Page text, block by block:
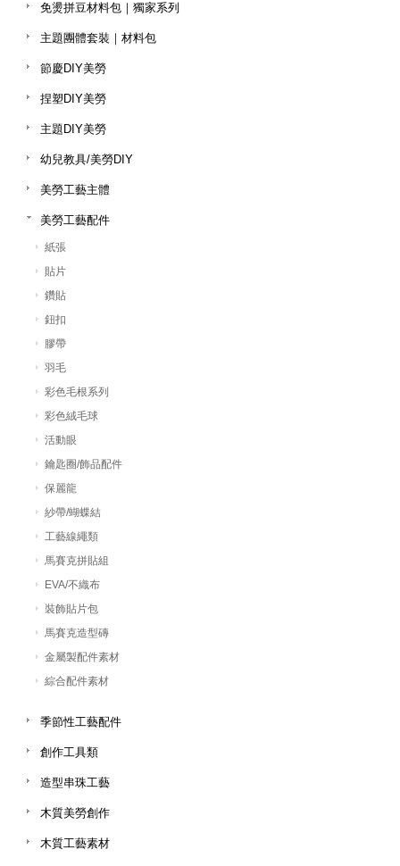
免燙拼豆材料包｜獨家系列
主題團體套裝｜材料包
節慶DIY美勞
捏塑DIY美勞
主題DIY美勞
幼兒教具/美勞DIY
美勞工藝主體
美勞工藝配件
紙張
貼片
鑽貼
鈕扣
膠帶
羽毛
彩色毛根系列
彩色絨毛球
活動眼
鑰匙圈/飾品配件
保麗龍
紗帶/蝴蝶結
工藝線繩類
馬賽克拼貼組
EVA/不織布
裝飾貼片包
馬賽克造型磚
金屬製配件素材
綜合配件素材
季節性工藝配件
創作工具類
造型串珠工藝
木質美勞創作
木質工藝素材